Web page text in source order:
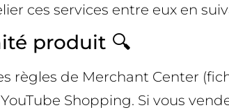
ces services entre eux en
produit 🔍
règles de Merchant Center
Shopping. Si vous